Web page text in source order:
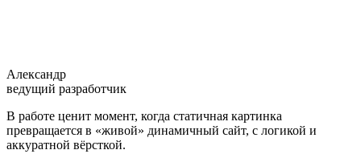
Александр
ведущий разработчик
В работе ценит момент, когда статичная картинка
превращается в «живой» динамичный сайт, с логикой и
аккуратной вёрсткой.